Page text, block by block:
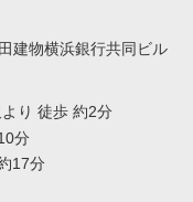
建物横浜銀行共同ビル
り 徒歩 約2分
分
17分